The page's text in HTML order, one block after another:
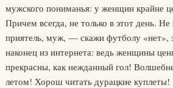
мужского пониманья: у женщин крайне
Причем всегда, не только в этот день.
приятель, муж, — скажи футболу «нет»,
наконец из интернета: ведь женщины
прекрасны, как нежданный гол!
летом! Хорош читать дурацкие